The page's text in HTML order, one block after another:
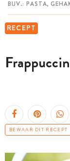
RECEPT
BEWAAR DIT RECEPT
MIJN BEWAARDE